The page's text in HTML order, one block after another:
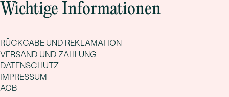
Wichtige Informationen
RÜCKGABE UND REKLAMATION
VERSAND UND ZAHLUNG
DATENSCHUTZ
IMPRESSUM
AGB